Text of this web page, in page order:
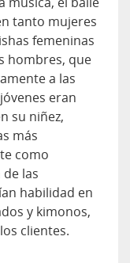
tanto mujeres
femeninas
hombres, que
a las
eran
su niñez,
más
como
las
habilidad en
y kimonos,
clientes.